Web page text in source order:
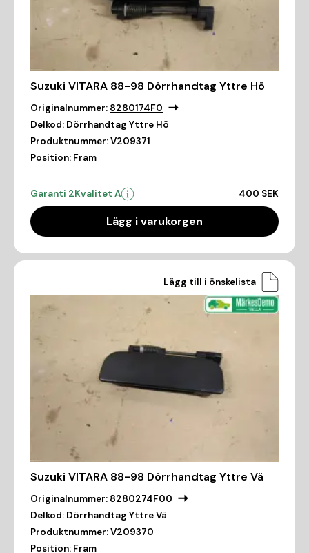
Suzuki VITARA 88-98 Dörrhandtag Yttre Hö
Originalnummer: 8280174F0
Delkod: Dörrhandtag Yttre Hö
Produktnummer:V209371
Position: Fram
Garanti 2Kvalitet A 400 SEK
Lägg i varukorgen
Lägg till i önskelista
Suzuki VITARA 88-98 Dörrhandtag Yttre Vä
Originalnummer: 8280274F00
Delkod: Dörrhandtag Yttre Vä
Produktnummer:V209370
Position: Fram